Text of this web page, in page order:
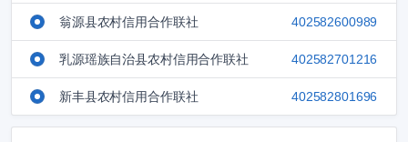
翁源县农村信用合作联社 402582600989
乳源瑶族自治县农村信用合作联社 402582701216
新丰县农村信用合作联社 402582801696